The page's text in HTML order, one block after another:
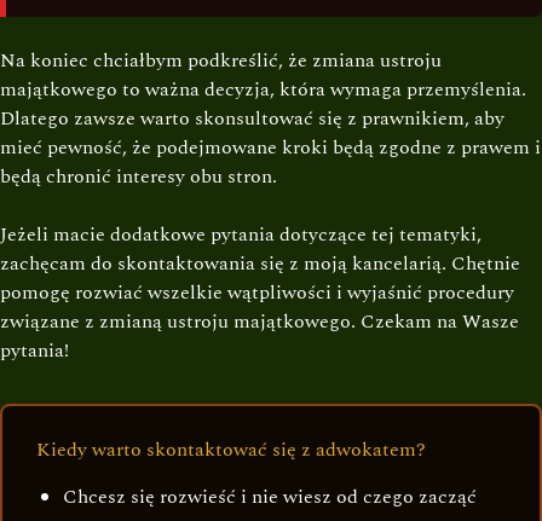
Na koniec chciałbym podkreślić, że zmiana ustroju
majątkowego to ważna decyzja, która wymaga przemyślenia.
Dlatego zawsze warto skonsultować się z prawnikiem, aby
mieć pewność, że podejmowane kroki będą zgodne z prawem i
będą chronić interesy obu stron.
Jeżeli macie dodatkowe pytania dotyczące tej tematyki,
zachęcam do skontaktowania się z moją kancelarią. Chętnie
pomogę rozwiać wszelkie wątpliwości i wyjaśnić procedury
związane z zmianą ustroju majątkowego. Czekam na Wasze
pytania!
Kiedy warto skontaktować się z adwokatem?
Chcesz się rozwieść i nie wiesz od czego zacząć